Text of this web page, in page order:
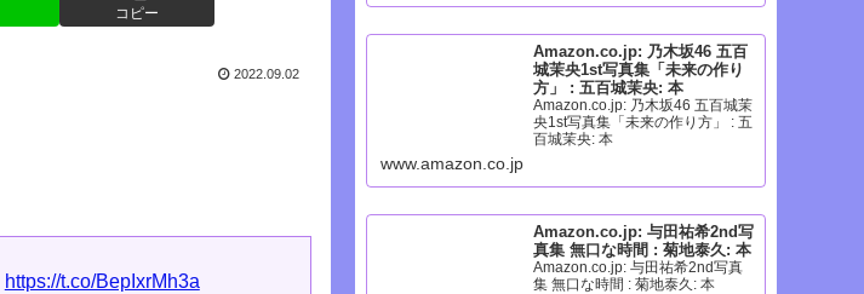
コピー
2022.09.02
https://t.co/BepIxrMh3a
Amazon.co.jp: 乃木坂46 五百
城茉央1st写真集「未来の作り
方」 : 五百城茉央: 本
Amazon.co.jp: 乃木坂46 五百城茉
央1st写真集「未来の作り方」 : 五
百城茉央: 本
www.amazon.co.jp
Amazon.co.jp: 与田祐希2nd写
真集 無口な時間 : 菊地泰久: 本
Amazon.co.jp: 与田祐希2nd写真
集 無口な時間 : 菊地泰久: 本